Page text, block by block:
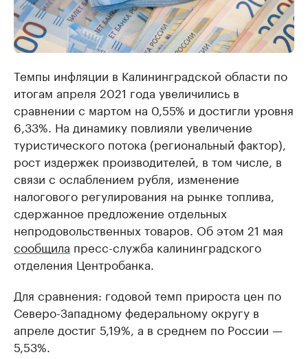
Темпы инфляции в Калининградской области по
итогам апреля 2021 года увеличились в
сравнении с мартом на 0,55% и достигли уровня
6,33%. На динамику повлияли увеличение
туристического потока (региональный фактор),
рост издержек производителей, в том числе, в
связи с ослаблением рубля, изменение
налогового регулирования на рынке топлива,
сдержанное предложение отдельных
непродовольственных товаров. Об этом 21 мая
сообщила пресс-служба калининградского
отделения Центробанка.
Для сравнения: годовой темп прироста цен по
Северо-Западному федеральному округу в
апреле достиг 5,19%, а в среднем по России —
5,53%.